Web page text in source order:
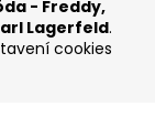
- Freddy,
Lagerfeld.
cookies